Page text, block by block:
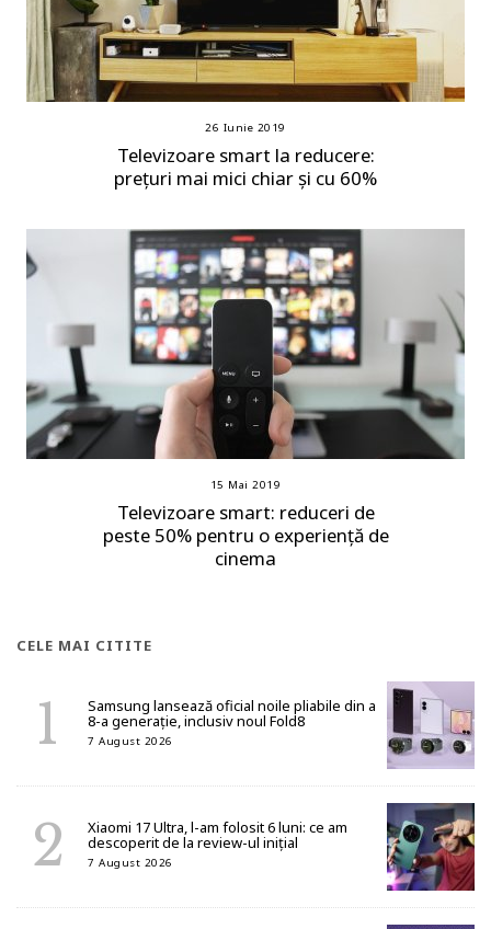
26 Iunie 2019
Televizoare smart la reducere:
prețuri mai mici chiar și cu 60%
15 Mai 2019
Televizoare smart: reduceri de
peste 50% pentru o experiență de
cinema
CELE MAI CITITE
Samsung lansează oficial noile pliabile din a
8-a generație, inclusiv noul Fold8
7 August 2026
Xiaomi 17 Ultra, l-am folosit 6 luni: ce am
descoperit de la review-ul inițial
7 August 2026